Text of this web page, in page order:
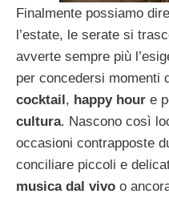
Finalmente possiamo
l’estate, le serate si
avverte sempre più
per concedersi momenti
cocktail , happy hour e
cultura. Nascono così
occasioni contrapposte
conciliare piccoli e
musica dal vivo o